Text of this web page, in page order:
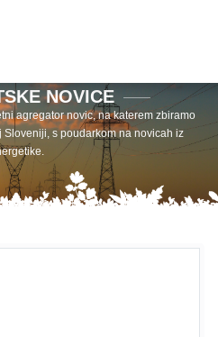
NOVICE
agregator novic, na katerem zbiramo
s poudarkom na novicah iz